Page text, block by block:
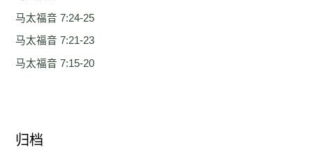
马太福音 7:24-25
马太福音 7:21-23
马太福音 7:15-20
归档